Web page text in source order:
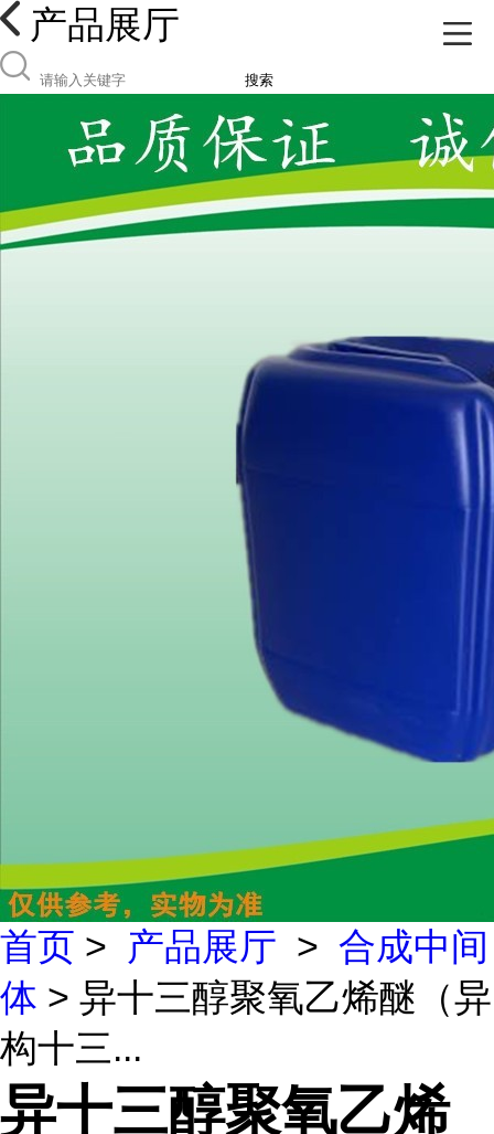
产品展厅
搜索
首页 > 产品展厅 > 合成中间
体 > 异十三醇聚氧乙烯醚（异
构十三...
异十三醇聚氧乙烯